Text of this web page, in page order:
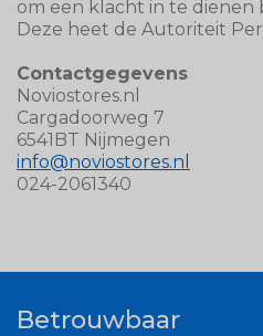
om een klacht in te dienen
Deze heet de Autoriteit
Contactgegevens
Noviostores.nl
Cargadoorweg 7
6541BT Nijmegen
info@noviostores.nl
024-2061340
Betrouwbaar